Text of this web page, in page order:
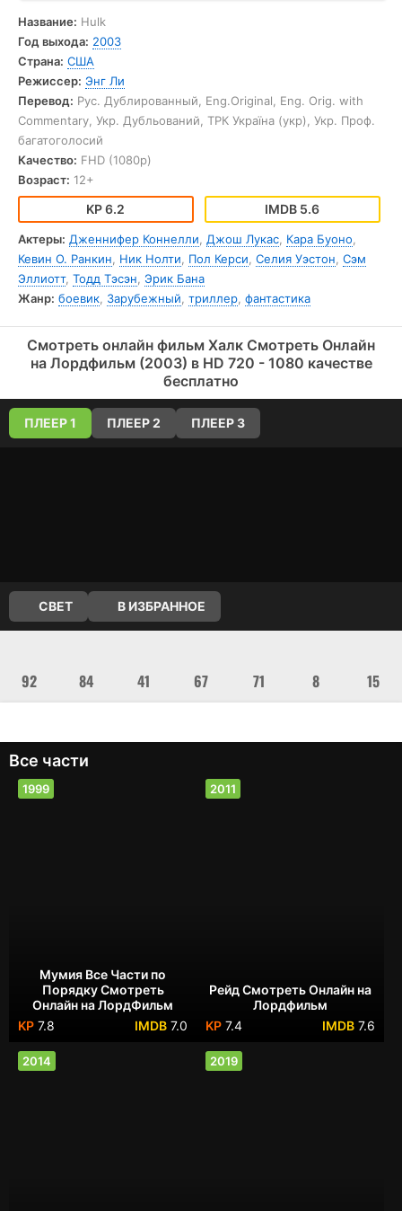
Пытаясь справиться с новой сущностью внутри себя, Брюс
вынужден скрываться от людей, которые хотят использовать
его способности в своих целях, а также от пытающихся его
остановить государственных структур. Постепенно он
осознает, что не в силах контролировать превращение, и
ищет способ исцелиться от своего «проклятия». Попутно
разворачиваются личные драмы, связанные с возлюбленной
Бэннера — Бетти Росс, дочерью генерала, включившегося в
поиски Халка.
На фоне внутренних конфликтов и гонки за Халком
развивается противостояние между наукой, военной
машиной и человеческими чувствами. Фильм подчеркивает
тему борьбы разума и эмоций, а также принятия себя и
ответственности за собственные поступки. Брюс Бэннер —
персонаж, разрывающийся между стремлением к спокойной
жизни и неукротимой силой, которую он неизбежно носит в
себе, становясь символом внутренних страхов и мощи,
скрытых в каждом человеке.
Название: Hulk
Год выхода: 2003
Страна: США
Режиссер: Энг Ли
Перевод: Рус. Дублированный, Eng.Original, Eng. Orig. with
Commentary, Укр. Дубльований, ТРК Україна (укр), Укр. Проф.
багатоголосий
Качество: FHD (1080p)
Возраст: 12+
6.2 5.6
Актеры: Дженнифер Коннелли Джош Лукас Кара Буоно
Кевин О. Ранкин
Ник Нолти Пол Керси Селия Уэстон Сэм
Эллиотт, Тодд Тэсэн Эрик Бана
Жанр: боевик Зарубежный триллер фантастика
Смотреть онлайн фильм Халк Смотреть Онлайн
на Лордфильм (2003) в HD 720 - 1080 качестве
бесплатно
ПЛЕЕР 1 ПЛЕЕР 2 ПЛЕЕР 3
СВЕТ В ИЗБРАННОЕ
Все части
Мумия Все Части по
Порядку Смотреть
Онлайн на ЛордФильм
7.8
7.0
1999
Рейд Смотреть Онлайн на
Лордфильм
7.4
7.6
2011
2014 2019